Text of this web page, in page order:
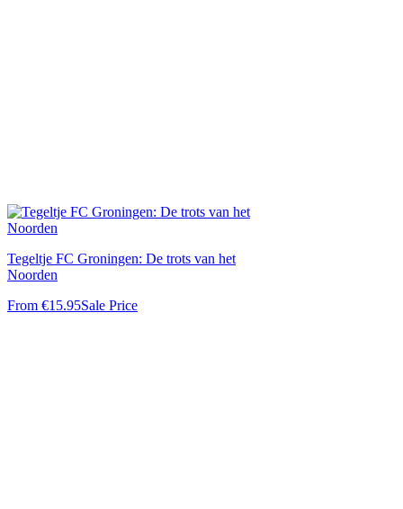
Tegeltje FC Groningen: De trots van het
Noorden
From €15.95Sale Price